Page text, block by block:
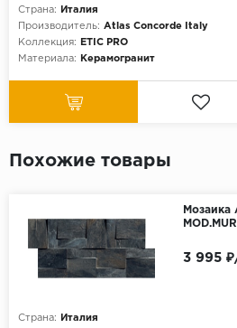
Страна:
Италия
Производитель: Atlas Concorde Italy
Коллекция:
ETIC PRO
Материала:
Керамогранит
Похожие товары
Мозаика
Страна:
Италия
3 995